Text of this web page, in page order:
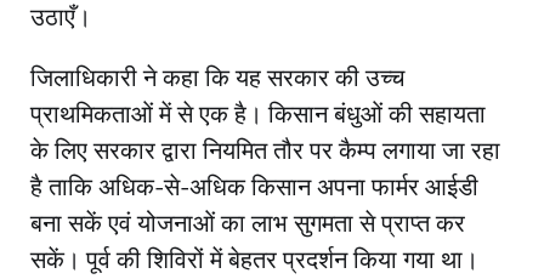
उठाएँ।
जिलाधिकारी ने कहा कि यह सरकार की उच्च
प्राथमिकताओं में से एक है। किसान बंधुओं की सहायता
के लिए सरकार द्वारा नियमित तौर पर कैम्प लगाया जा रहा
है ताकि अधिक-से-अधिक किसान अपना फार्मर आईडी
बना सकें एवं योजनाओं का लाभ सुगमता से प्राप्त कर
सकें। पूर्व की शिविरों में बेहतर प्रदर्शन किया गया था।